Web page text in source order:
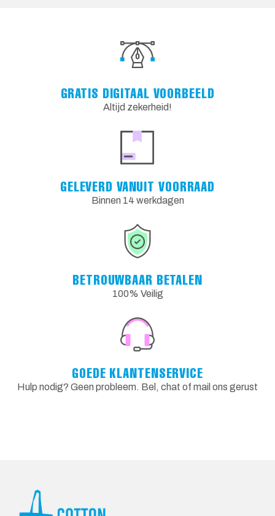
GRATIS DIGITAAL VOORBEELD
Altijd zekerheid!
GELEVERD VANUIT VOORRAAD
Binnen 14 werkdagen
BETROUWBAAR BETALEN
100% Veilig
GOEDE KLANTENSERVICE
Hulp nodig? Geen probleem. Bel, chat of mail ons gerust